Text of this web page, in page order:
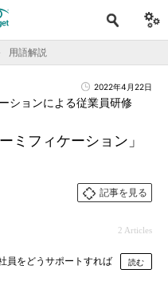
用語解説
2022年4月22日
ミフィケーション」
ションによる従業員研修
記事を見る
2 Articles
員をどうサポートすれば
読む